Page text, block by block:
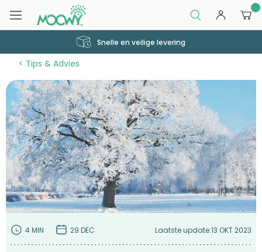
Snelle en veilige levering
Tips & Advies
4 MIN 29 DEC Laatste update:13 OKT 2023